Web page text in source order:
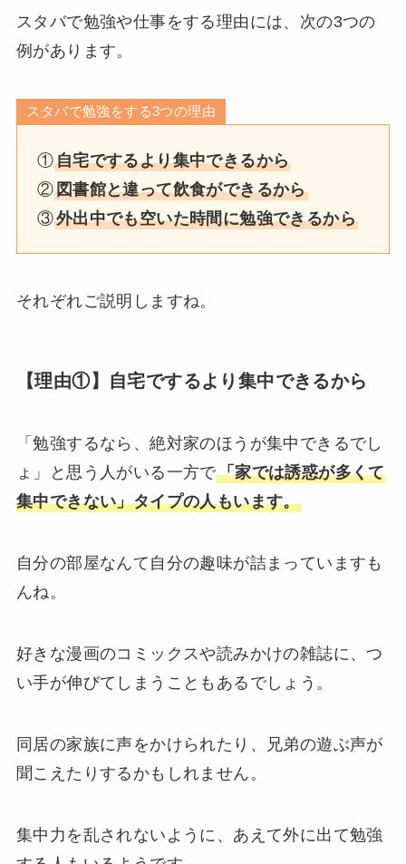
スタバで勉強や仕事をする理由には、次の3つの
例があります。
スタバで勉強をする3つの理由
①自宅でするより集中できるから
②図書館と違って飲食ができるから
③外出中でも空いた時間に勉強できるから
それぞれご説明しますね。
【理由①】自宅でするより集中できるから
「勉強するなら、絶対家のほうが集中できるでし
ょ」と思う人がいる一方で「家では誘惑が多くて
集中できない」タイプの人もいます。
自分の部屋なんて自分の趣味が詰まっていますも
んね。
好きな漫画のコミックスや読みかけの雑誌に、つ
い手が伸びてしまうこともあるでしょう。
同居の家族に声をかけられたり、兄弟の遊ぶ声が
聞こえたりするかもしれません。
集中力を乱されないように、あえて外に出て勉強